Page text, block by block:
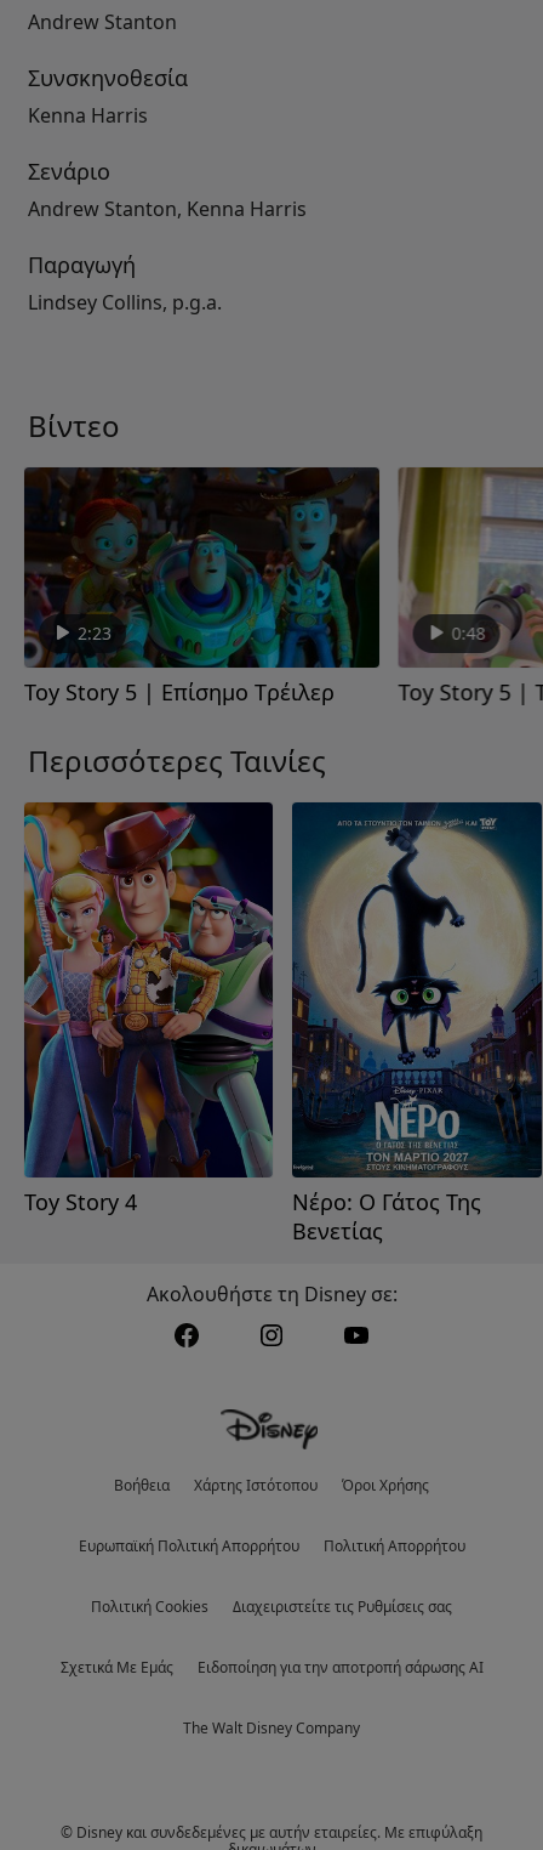
Andrew Stanton
Συνσκηνοθεσία
Kenna Harris
Σενάριο
Andrew Stanton, Kenna Harris
Παραγωγή
Lindsey Collins, p.g.a.
Βίντεο
2:23
Toy Story 5 | Επίσημο Tρέιλερ
0:48
Toy Story 5 |
Περισσότερες Ταινίες
Toy Story 4
Νέρο: Ο Γάτος Της
Βενετίας
Ακολουθήστε τη Disney σε:
Βοήθεια Χάρτης Ιστότοπου Όροι Χρήσης
Eυρωπαϊκή Πολιτική Απορρήτου Πολιτική Απορρήτου
Πολιτική Cookies Διαχειριστείτε τις Ρυθμίσεις σας
Σχετικά Με Εμάς Ειδοποίηση για την αποτροπή σάρωσης AI
The Walt Disney Company
© Disney και συνδεδεμένες με αυτήν εταιρείες. Με επιφύλαξη